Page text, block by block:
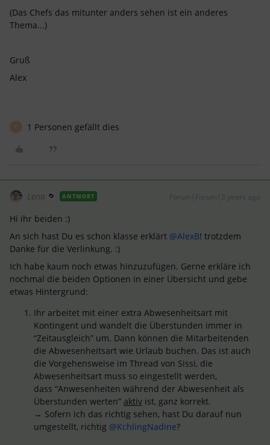
(Das Chefs das mitunter anders sehen ist ein anderes
Thema...)
Gruß
Alex
1 Personen gefällt dies
Lena ANTWORT
Hi ihr beiden :)
An sich hast Du es schon klasse erklärt @AlexB! trotzdem
Danke für die Verlinkung. :)
Ich habe kaum noch etwas hinzuzufügen. Gerne erkläre ich
nochmal die beiden Optionen in einer Übersicht und gebe
etwas Hintergrund:
Ihr arbeitet mit einer extra Abwesenheitsart mit
Kontingent und wandelt die Überstunden immer in
“Zeitausgleich” um. Dann können die Mitarbeitenden
die Abwesenheitsart wie Urlaub buchen. Das ist auch
die Vorgehensweise im Thread von Sissi, die
Abwesenheitsart muss so eingestellt werden,
dass “Anwesenheiten während der Abwesenheit als
Überstunden werten” aktiv ist, ganz korrekt.
→ Sofern ich das richtig sehen, hast Du darauf nun
umgestellt, richtig @KchlingNadine?